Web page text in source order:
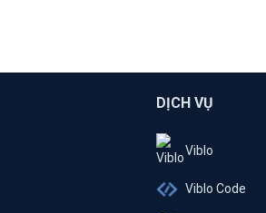
DỊCH VỤ
Viblo
Viblo Code